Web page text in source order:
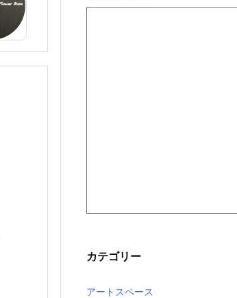
カテゴリー
アートスペース